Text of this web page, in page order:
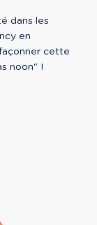
dans les
en
cette
noon" !